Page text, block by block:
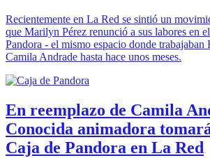
Recientemente en La Red se sintió un
que Marilyn Pérez renunció a sus labores en
Pandora - el mismo espacio donde
Camila Andrade hasta hace unos meses.
En reemplazo de Camila
Conocida animadora
Caja de Pandora en La Red